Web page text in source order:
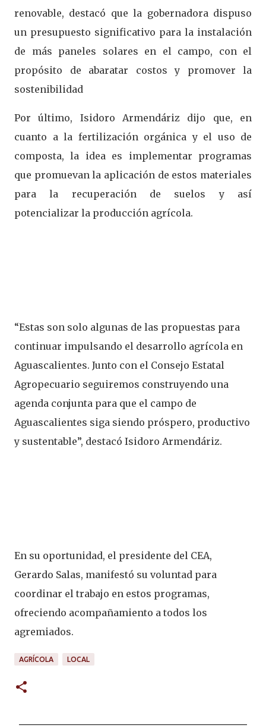
renovable, destacó que la gobernadora dispuso
un presupuesto significativo para la instalación
de más paneles solares en el campo, con el
propósito de abaratar costos y promover la
sostenibilidad
Por último, Isidoro Armendáriz dijo que, en
cuanto a la fertilización orgánica y el uso de
composta, la idea es implementar programas
que promuevan la aplicación de estos materiales
para la recuperación de suelos y así
potencializar la producción agrícola.
“Estas son solo algunas de las propuestas para
continuar impulsando el desarrollo agrícola en
Aguascalientes. Junto con el Consejo Estatal
Agropecuario seguiremos construyendo una
agenda conjunta para que el campo de
Aguascalientes siga siendo próspero, productivo
y sustentable”, destacó Isidoro Armendáriz.
En su oportunidad, el presidente del CEA,
Gerardo Salas, manifestó su voluntad para
coordinar el trabajo en estos programas,
ofreciendo acompañamiento a todos los
agremiados.
AGRÍCOLA LOCAL